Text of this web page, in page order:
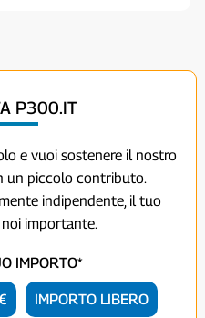
P300.IT
e vuoi sostenere il nostro
un piccolo contributo.
indipendente, il tuo
importante.
IMPORTO*
IMPORTO LIBERO